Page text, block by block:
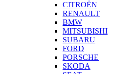
CITROËN
RENAULT
BMW
MITSUBISHI
SUBARU
FORD
PORSCHE
SKODA